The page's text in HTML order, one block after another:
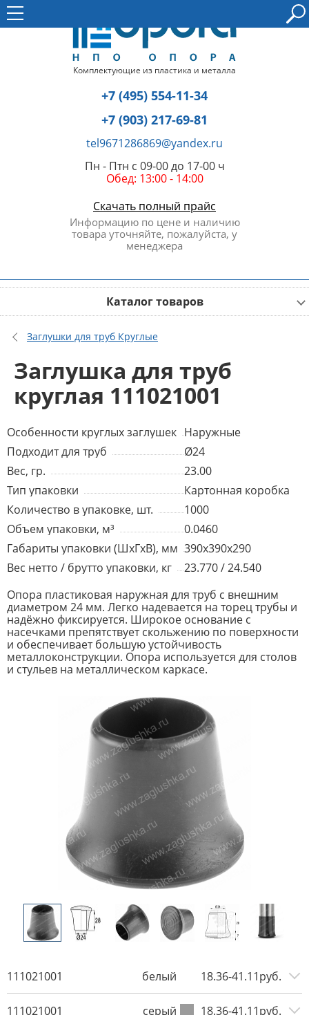
Комплектующие из пластика и металла
+7 (495) 554-11-34
+7 (903) 217-69-81
tel9671286869@yandex.ru
Пн - Птн с 09-00 до 17-00 ч
Обед: 13:00 - 14:00
Скачать полный прайс
Информацию по цене и наличию
товара уточняйте, пожалуйста, у
менеджера
Каталог товаров
Заглушки для труб Круглые
Заглушка для труб
круглая 111021001
Особенности круглых заглушек Наружные
Подходит для труб
Ø24
Вес, гр.
23.00
Тип упаковки
Картонная коробка
Количество в упаковке, шт.
1000
Объем упаковки, м³
0.0460
Габариты упаковки (ШхГхВ), мм 390x390x290
Вес нетто / брутто упаковки, кг
23.770 / 24.540
Опора пластиковая наружная для труб с внешним
диаметром 24 мм. Легко надевается на торец трубы и
надёжно фиксируется. Широкое основание с
насечками препятствует скольжению по поверхности
и обеспечивает большую устойчивость
металлоконструкции. Опора используется для столов
и стульев на металлическом каркасе.
111021001 белый 18.36-41.11руб.
111021001 серый 18.36-41.11руб.